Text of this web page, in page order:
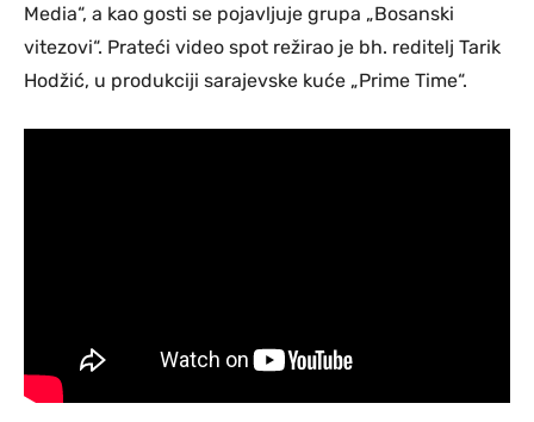
Media“, a kao gosti se pojavljuje grupa „Bosanski
vitezovi“. Prateći video spot režirao je bh. reditelj Tarik
Hodžić, u produkciji sarajevske kuće „Prime Time“.